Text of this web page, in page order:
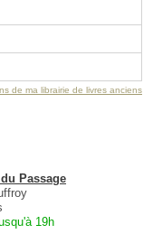
de ma librairie de livres anciens
Passage
19h